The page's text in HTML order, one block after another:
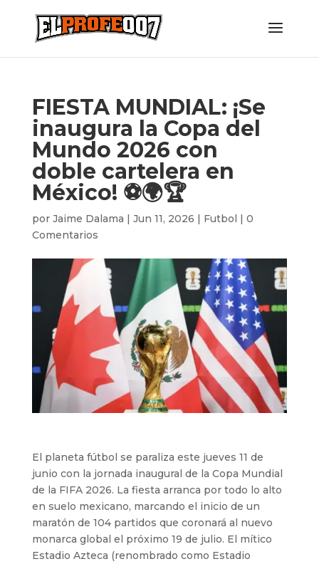
FIESTA MUNDIAL: ¡Se
inaugura la Copa del
Mundo 2026 con
doble cartelera en
México! ⚽️🌍🏆
por Jaime Dalama | Jun 11, 2026 | Futbol | 0
Comentarios
El planeta fútbol se paraliza este jueves 11 de
junio con la jornada inaugural de la Copa Mundial
de la FIFA 2026. La fiesta arranca por todo lo alto
en suelo mexicano, marcando el inicio de un
maratón de 104 partidos que coronará al nuevo
monarca global el próximo 19 de julio. El mítico
Estadio Azteca (renombrado como Estadio